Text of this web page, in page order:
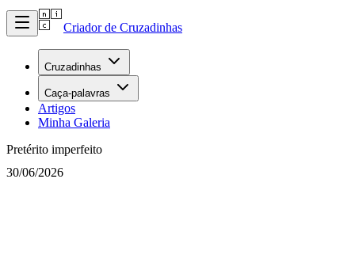
Criador de Cruzadinhas
Cruzadinhas
Caça-palavras
Artigos
Minha Galeria
Pretérito imperfeito
30/06/2026